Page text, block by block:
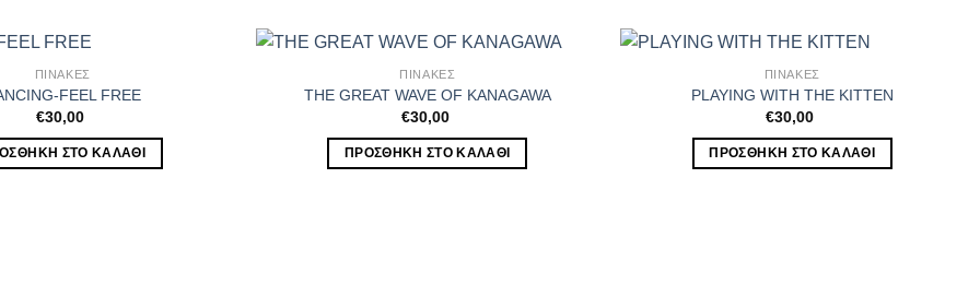
ΠΙΝΑΚΕΣ
FEEL FREE
€30,00
ΣΤΟ ΚΑΛΆΘΙ
ΠΙΝΑΚΕΣ
THE GREAT WAVE OF KANAGAWA
€30,00
ΠΡΟΣΘΉΚΗ ΣΤΟ ΚΑΛΆΘΙ
ΠΙΝΑΚΕΣ
PLAYING WITH THE KITTEN
€30,00
ΠΡΟΣΘΉΚΗ ΣΤΟ ΚΑΛΆΘΙ